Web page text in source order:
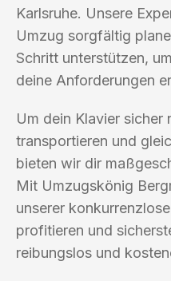
Karlsruhe. Unsere
Umzug sorgfältig
Schritt unterstützen,
deine Anforderungen
Um dein Klavier sicher
transportieren und
bieten wir dir
Mit Umzugskönig
unserer
profitieren und
reibungslos und